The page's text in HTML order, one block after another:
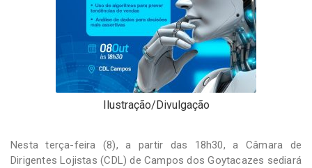
Ilustração/Divulgação
Nesta terça-feira (8), a partir das 18h30, a Câmara de
Dirigentes Lojistas (CDL) de Campos dos Goytacazes sediará